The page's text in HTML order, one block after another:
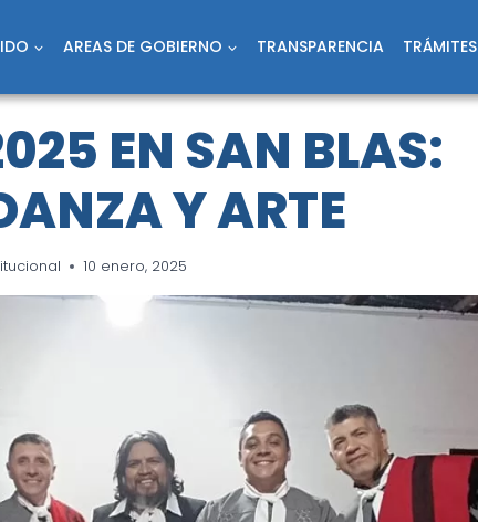
AREAS DE GOBIERNO TRANSPARENCIA TRÁMITES
EN SAN BLAS:
Y ARTE
10 enero, 2025